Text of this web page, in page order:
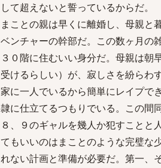
して超えないと誓っているからだ。
まことの親は早くに離婚し、母親と
ベンチャーの幹部だ。この数ヶ月の
３０階に住むいい身分だ。母親は
受けるらしい）が、寂しさを紛らわ
家に一人でいるから簡単にレイプで
隷に仕立てるつもりでいる。この間
８、９のギャルを幾人か犯すことと
てもいいのはまことのような完璧な
れない計画と準備が必要だ。第一、